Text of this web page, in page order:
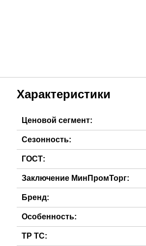
Характеристики
Ценовой сегмент:
Сезонность:
ГОСТ:
Заключение МинПромТорг:
Бренд:
Особенность:
ТР ТС: